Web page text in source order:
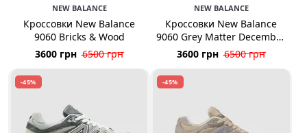
NEW BALANCE
Кроссовки New Balance
9060 Bricks & Wood
3600 грн 6500 грн
NEW BALANCE
Кроссовки New Balance
9060 Grey Matter December
Sky
3600 грн 6500 грн
-45% -45%